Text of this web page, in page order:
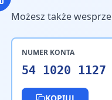
Możesz także
NUMER KONTA
54 1020 1127